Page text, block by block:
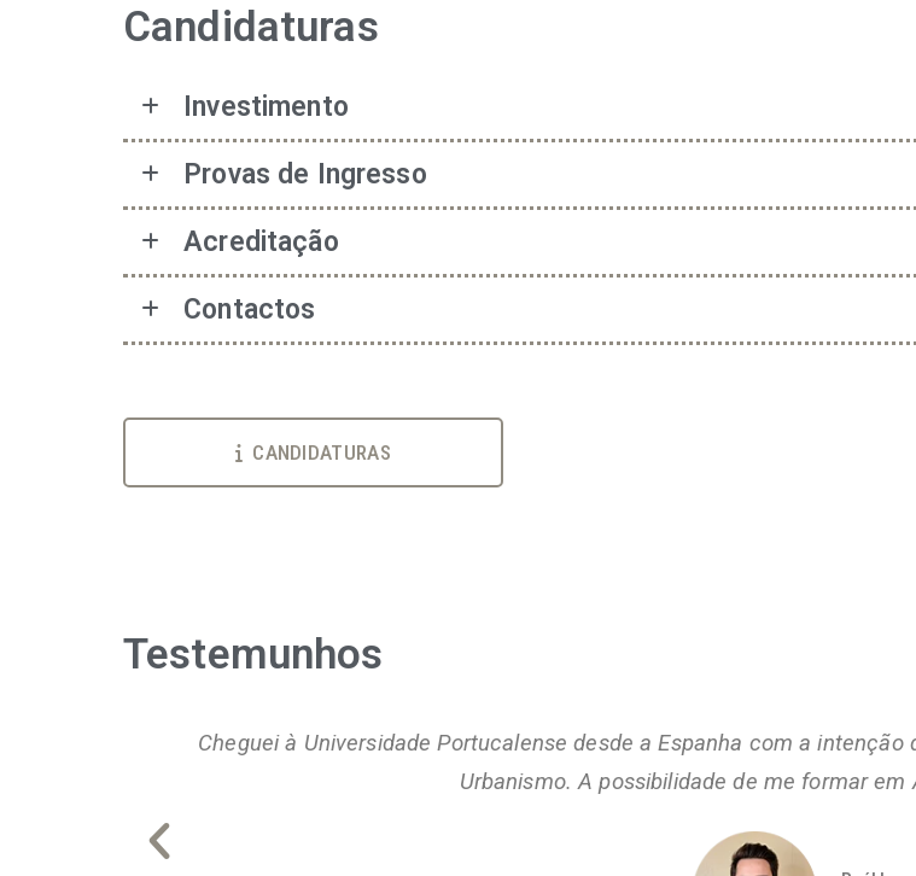
Candidaturas
Investimento
Provas de Ingresso
Acreditação
Contactos
CANDIDATURAS
Testemunhos
Cheguei à Universidade Portucalense desde a Espanha com a
Urbanismo. A possibilidade de me formar